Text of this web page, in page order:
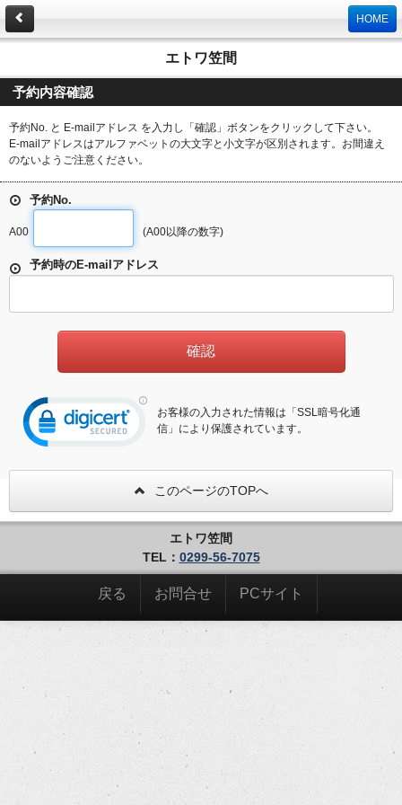
HOME
エトワ笠間
予約内容確認
予約No. と E-mailアドレス を入力し「確認」ボタンをクリックして下さい。
E-mailアドレスはアルファベットの大文字と小文字が区別されます。お間違え
のないようご注意ください。
予約No.
A00 (A00以降の数字)
予約時のE-mailアドレス
お客様の入力された情報は「SSL暗号化通
信」により保護されています。
このページのTOPへ
エトワ笠間
TEL： 0299-56-7075
戻る お問合せ PCサイト